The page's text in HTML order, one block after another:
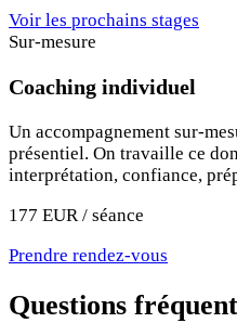
Voir les prochains stages
Sur-mesure
Coaching individuel
Un accompagnement sur-
présentiel. On travaille ce
interprétation, confiance,
177 EUR / séance
Prendre rendez-vous
Questions